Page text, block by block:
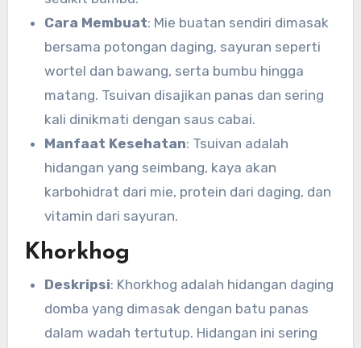
Cara Membuat: Mie buatan sendiri dimasak
bersama potongan daging, sayuran seperti
wortel dan bawang, serta bumbu hingga
matang. Tsuivan disajikan panas dan sering
kali dinikmati dengan saus cabai.
Manfaat Kesehatan: Tsuivan adalah
hidangan yang seimbang, kaya akan
karbohidrat dari mie, protein dari daging, dan
vitamin dari sayuran.
Khorkhog
Deskripsi: Khorkhog adalah hidangan daging
domba yang dimasak dengan batu panas
dalam wadah tertutup. Hidangan ini sering